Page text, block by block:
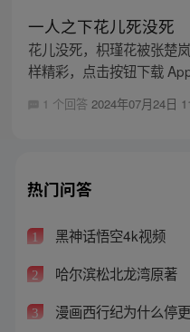
一人之下花儿死没死
花儿没死，枳瑾花被张楚
样精彩，点击按钮下载
1 个回答 2024年07月24日
热门问答
1 黑神话悟空4k视频
2 哈尔滨松北龙湾原著
3 漫画西行纪为什么停